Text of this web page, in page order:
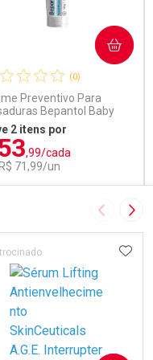
(0)
Preventivo Para
Bepantol Baby
Story Personagens
120g
2 itens por
,99/cada
71,99/un
COMPRAR
Menos
Imagem
AOS FAVORITOS